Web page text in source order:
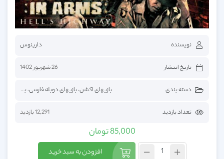
نویسنده دارینوس
تاریخ انتشار 26 شهریور 1402
دسته بندی بازیهای اکشن،بازیهای دوبله فارسی،بازیهای فارسی
تعداد بازدید 12,291 بازدید
85,000تومان
افزودن به سبد خرید